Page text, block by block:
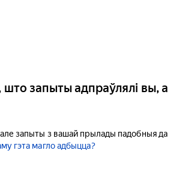
што запыты адпраўлялі вы, а
запыты з вашай прылады падобныя да
гэта магло адбыцца?